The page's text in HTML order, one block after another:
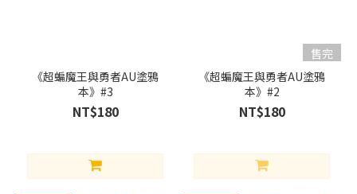
《超蝙魔王與勇者AU塗鴉
本》#3
NT$180
售完
《超蝙魔王與勇者AU塗鴉
本》#2
NT$180